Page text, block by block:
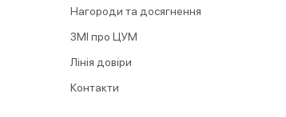
Нагороди та досягнення
ЗМІ про ЦУМ
Лінія довіри
Контакти